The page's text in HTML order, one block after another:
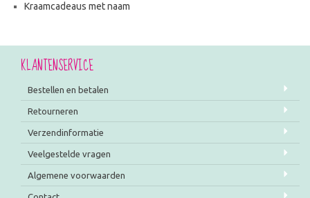
Kraamcadeaus met naam
KLANTENSERVICE
Bestellen en betalen
Retourneren
Verzendinformatie
Veelgestelde vragen
Algemene voorwaarden